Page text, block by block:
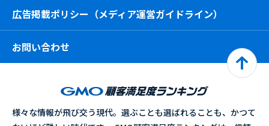
広告掲載ポリシー（メディア運営ガイドライン）
お問い合わせ
様々な情報が飛び交う現代。選ぶことも選ばれることも、かつて